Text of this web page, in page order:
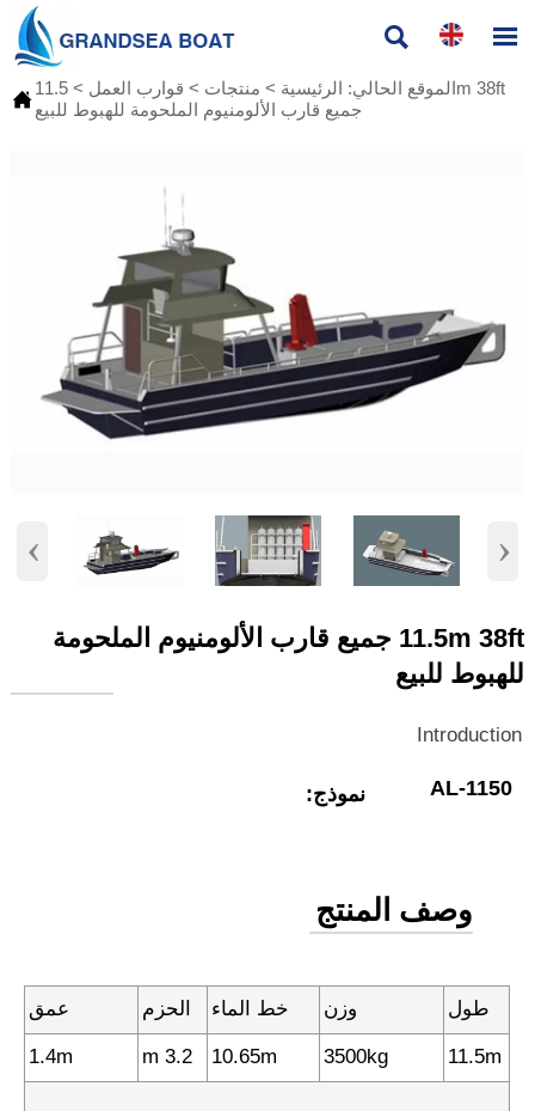
 
 الموقع الحالي: الرئيسية > منتجات > قوارب العمل >
11.5m 38ft
جميع قارب الألومنيوم الملحومة للهبوط للبيع
‹ ›
11.5m 38ft جميع قارب الألومنيوم الملحومة
للهبوط للبيع
Introduction
نموذج: AL-1150
وصف المنتج
طول وزن خط الماء الحزم عمق
11.5m
3500kg
10.65m
3.2 m
1.4m